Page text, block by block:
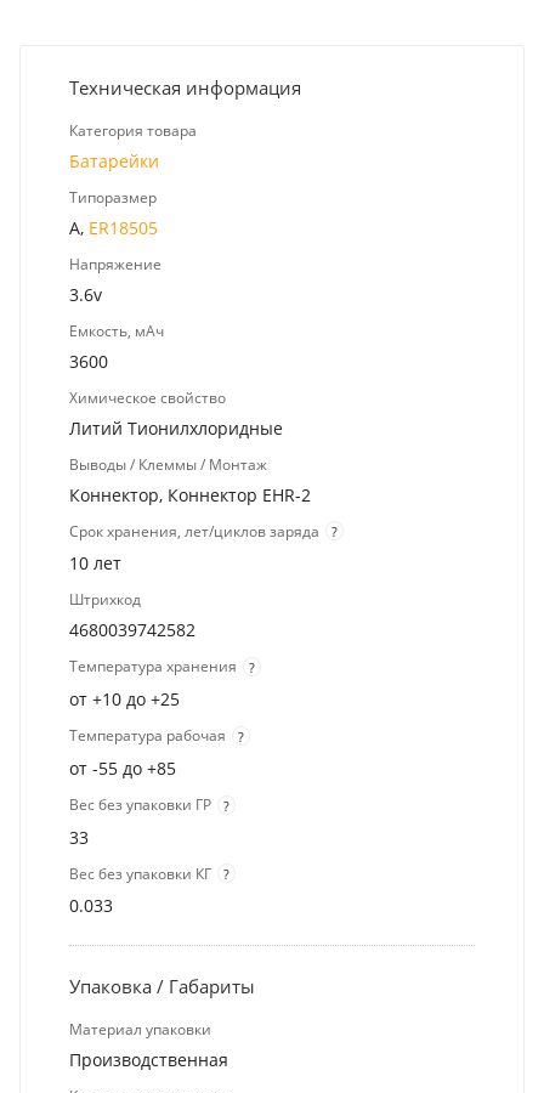
Техническая информация
Категория товара
Батарейки
Типоразмер
A, ER18505
Напряжение
3.6v
Емкость, мАч
3600
Химическое свойство
Литий Тионилхлоридные
Выводы / Клеммы / Монтаж
Коннектор, Коннектор EHR-2
Срок хранения, лет/циклов заряда ?
10 лет
Штрихкод
4680039742582
Температура хранения ?
от +10 до +25
Температура рабочая ?
от -55 до +85
Вес без упаковки ГР ?
33
Вес без упаковки КГ ?
0.033
Упаковка / Габариты
Материал упаковки
Производственная